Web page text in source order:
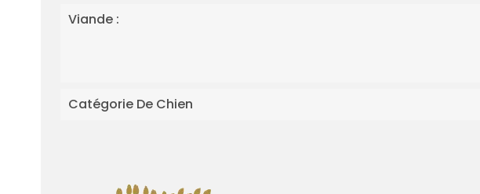
Viande :
Catégorie De Chien